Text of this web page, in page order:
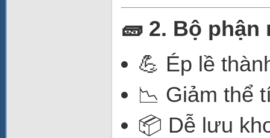
🧱 2. Bộ
💪 Ép lề
📉 Giảm thể
📦 Dễ lưu